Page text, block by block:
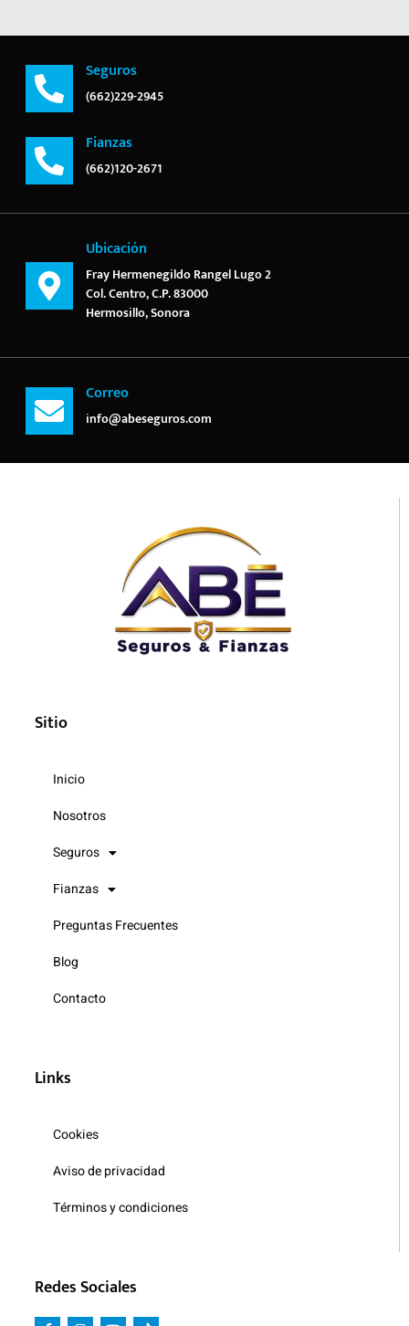
Seguros
(662)229-2945
Fianzas
(662)120-2671
Ubicación
Fray Hermenegildo Rangel Lugo 2
Col. Centro, C.P. 83000
Hermosillo, Sonora
Correo
info@abeseguros.com
Sitio
Inicio
Nosotros
Seguros
Fianzas
Preguntas Frecuentes
Blog
Contacto
Links
Cookies
Aviso de privacidad
Términos y condiciones
Redes Sociales